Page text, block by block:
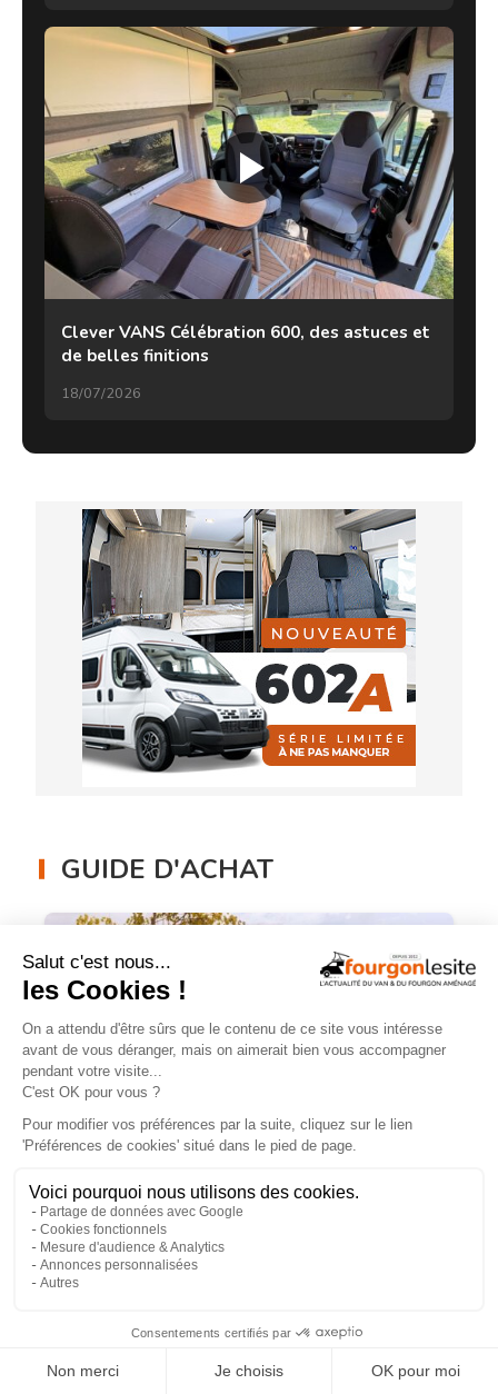
Clever VANS Célébration 600, des astuces et
de belles finitions
18/07/2026
GUIDE D'ACHAT
Choisir une tente de toit : quels critères
retenir ?